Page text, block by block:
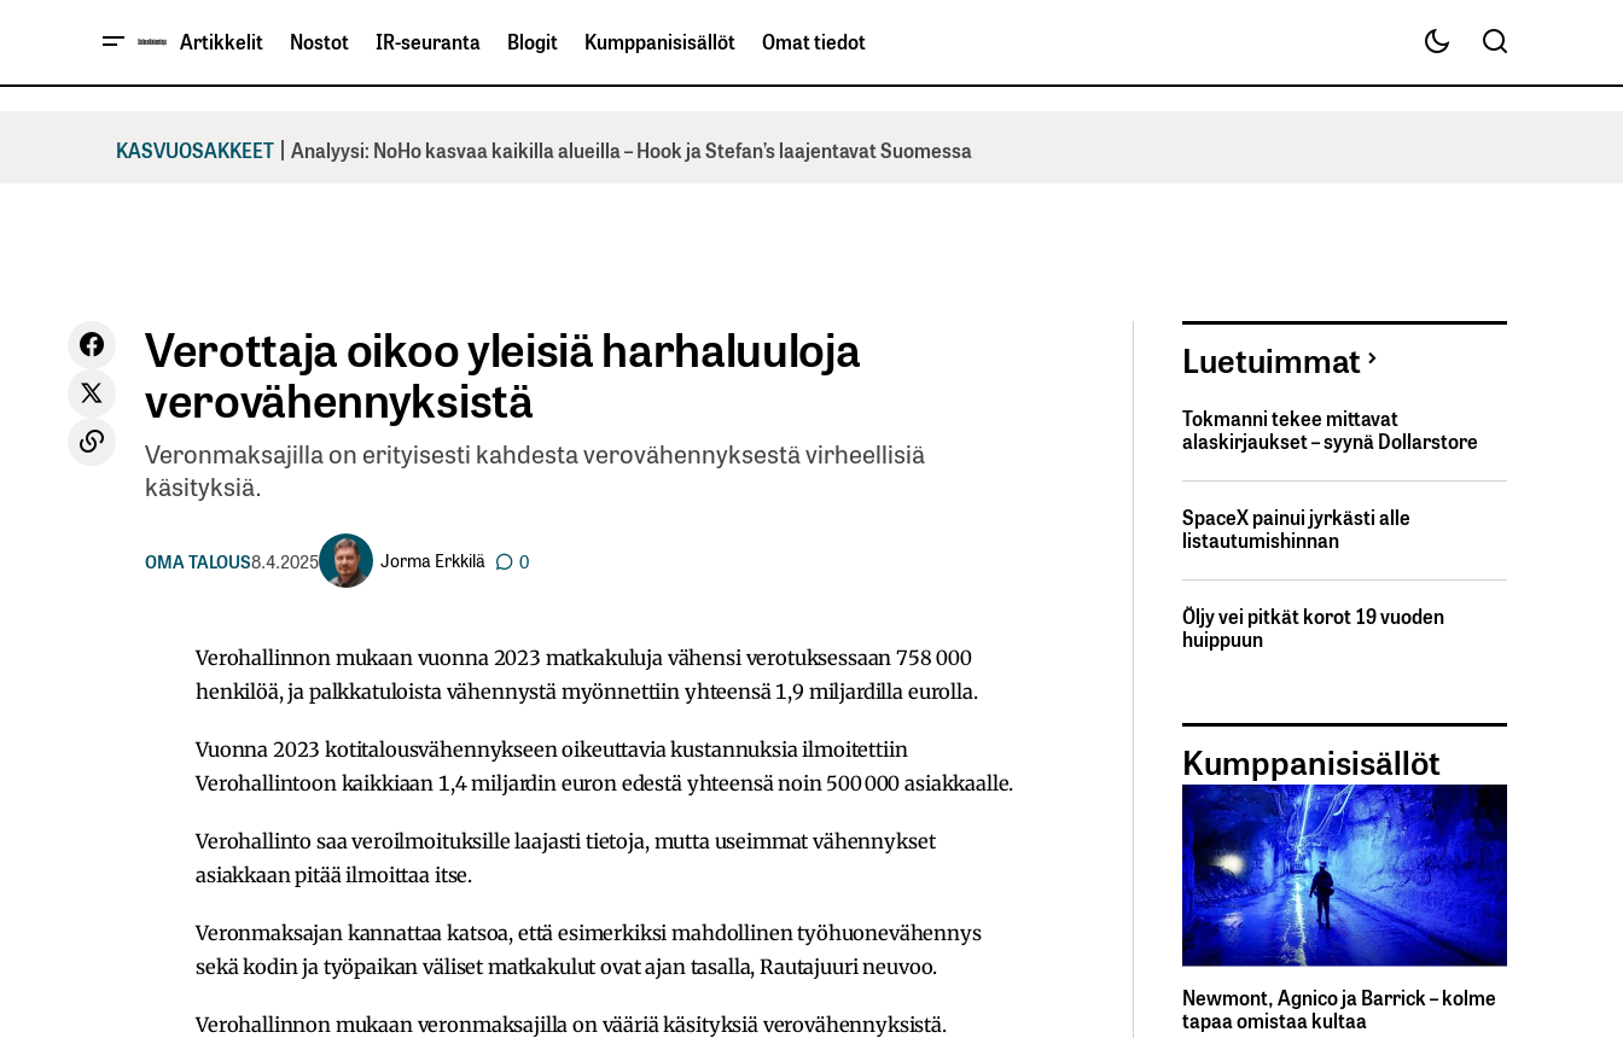
Artikkelit Nostot IR-seuranta Blogit Kumppanisisällöt Omat tiedot
KASVUOSAKKEET | Analyysi: NoHo kasvaa kaikilla alueilla – Hook ja Stefan’s laajentavat Suomessa
Verottaja oikoo yleisiä harhaluuloja
verovähennyksistä
Veronmaksajilla on erityisesti kahdesta verovähennyksestä virheellisiä
käsityksiä.
OMA TALOUS8.4.2025 Jorma Erkkilä 0
Verohallinnon mukaan vuonna 2023 matkakuluja vähensi verotuksessaan 758 000
henkilöä, ja palkkatuloista vähennystä myönnettiin yhteensä 1,9 miljardilla eurolla.
Vuonna 2023 kotitalousvähennykseen oikeuttavia kustannuksia ilmoitettiin
Verohallintoon kaikkiaan 1,4 miljardin euron edestä yhteensä noin 500 000 asiakkaalle.
Verohallinto saa veroilmoituksille laajasti tietoja, mutta useimmat vähennykset
asiakkaan pitää ilmoittaa itse.
Veronmaksajan kannattaa katsoa, että esimerkiksi mahdollinen työhuonevähennys
sekä kodin ja työpaikan väliset matkakulut ovat ajan tasalla, Rautajuuri neuvoo.
Verohallinnon mukaan veronmaksajilla on vääriä käsityksiä verovähennyksistä.
Luetuimmat
Tokmanni tekee mittavat
alaskirjaukset – syynä Dollarstore
SpaceX painui jyrkästi alle
listautumishinnan
Öljy vei pitkät korot 19 vuoden
huippuun
Kumppanisisällöt
Newmont, Agnico ja Barrick – kolme
tapaa omistaa kultaa